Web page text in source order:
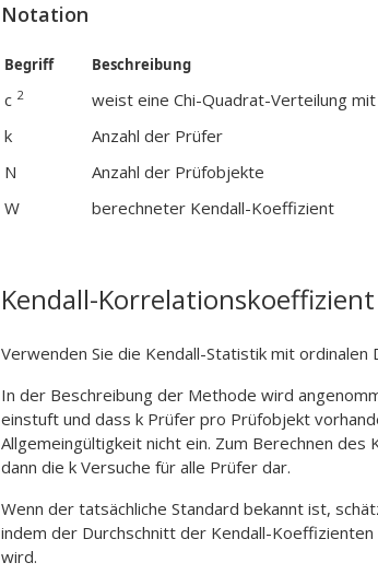
Notation
Begriff Beschreibung
c 2
weist eine Chi-Quadrat-Verteilung
k
Anzahl der Prüfer
N
Anzahl der Prüfobjekte
W
berechneter Kendall-Koeffizient
Kendall-Korrelationskoeffizient
Verwenden Sie die Kendall-Statistik mit
In der Beschreibung der Methode wird
einstuft und dass k Prüfer pro Prüfobjekt
Allgemeingültigkeit nicht ein. Zum Berechnen
dann die k Versuche für alle Prüfer dar.
Wenn der tatsächliche Standard bekannt ist,
indem der Durchschnitt der Kendall-
wird.